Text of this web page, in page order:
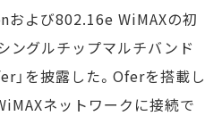
よび802.16e WiMAXの初
ングルチップマルチバンド
」を披露した。Oferを搭載し
ネットワークに接続で